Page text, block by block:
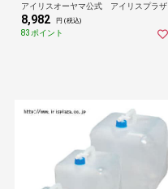
アイリスオーヤマ公式 アイリスプラザ
8,982 円 (税込)
83ポイント